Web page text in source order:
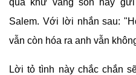
Salem. Với lời nhắn sau:
vẫn còn hóa ra anh vẫn
Lời tỏ tình này chắc chắn